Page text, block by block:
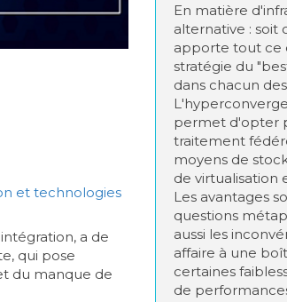
et technologies
a de
qui pose
du manque de
En matière
alternative : soit
apporte tout ce
stratégie du
dans chacun
permet d'opter
traitement
moyens de
de virtualisation
Les avantages
questions
aussi les
affaire à une
certaines
de